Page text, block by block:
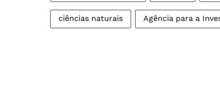
ciências naturais Agência para a